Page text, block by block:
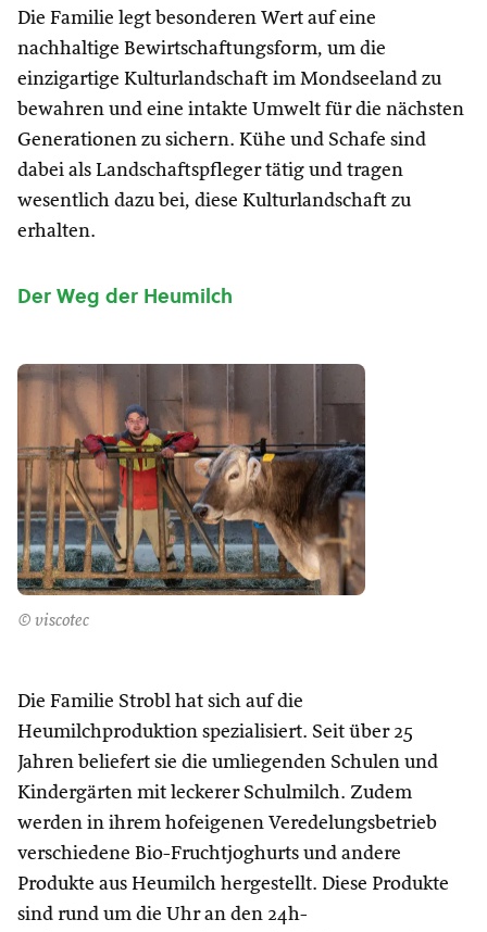
Die Familie legt besonderen Wert auf eine
nachhaltige Bewirtschaftungsform, um die
einzigartige Kulturlandschaft im Mondseeland zu
bewahren und eine intakte Umwelt für die nächsten
Generationen zu sichern. Kühe und Schafe sind
dabei als Landschaftspfleger tätig und tragen
wesentlich dazu bei, diese Kulturlandschaft zu
erhalten.
Der Weg der Heumilch
© viscotec
Die Familie Strobl hat sich auf die
Heumilchproduktion spezialisiert. Seit über 25
Jahren beliefert sie die umliegenden Schulen und
Kindergärten mit leckerer Schulmilch. Zudem
werden in ihrem hofeigenen Veredelungsbetrieb
verschiedene Bio-Fruchtjoghurts und andere
Produkte aus Heumilch hergestellt. Diese Produkte
sind rund um die Uhr an den 24h-